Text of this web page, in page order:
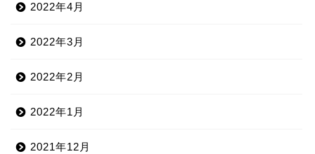
2022年4月
2022年3月
2022年2月
2022年1月
2021年12月